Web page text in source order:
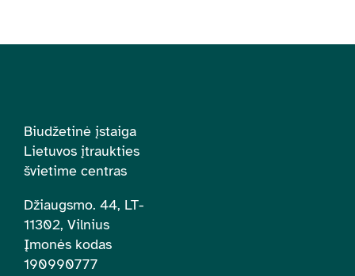
Biudžetinė įstaiga
Lietuvos įtraukties
švietime centras
Džiaugsmo. 44, LT-
11302, Vilnius
Įmonės kodas
190990777